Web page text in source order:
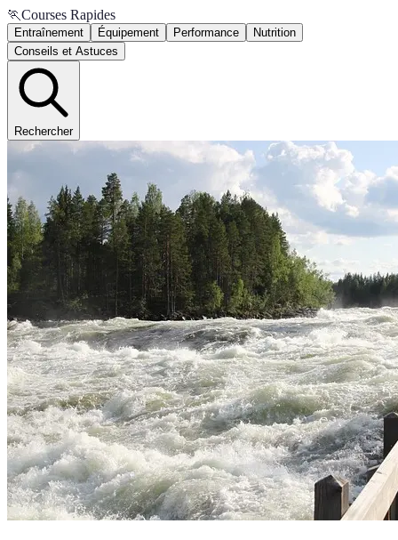
🏃Courses Rapides
Entraînement Équipement Performance
Nutrition
Conseils et Astuces
Rechercher